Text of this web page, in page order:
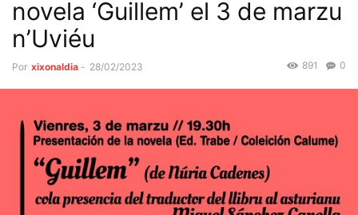
novela ‘Guillem’ el 3 de marzu
n’Uviéu
Por xixonaldia - 28/02/2023 0
891